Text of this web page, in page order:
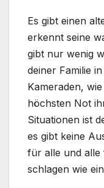
Es gibt einen
erkennt seine
gibt nur wenig
deiner Familie
Kameraden,
höchsten Not
Situationen ist
es gibt keine
für alle und
schlagen wie